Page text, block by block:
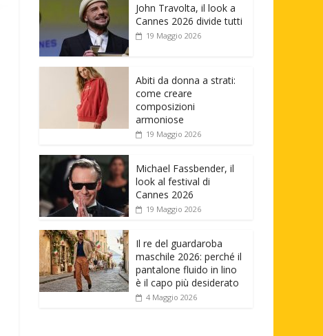
John Travolta, il look a
Cannes 2026 divide tutti
19 Maggio 2026
Abiti da donna a strati:
come creare
composizioni
armoniose
19 Maggio 2026
Michael Fassbender, il
look al festival di
Cannes 2026
19 Maggio 2026
Il re del guardaroba
maschile 2026: perché il
pantalone fluido in lino
è il capo più desiderato
4 Maggio 2026